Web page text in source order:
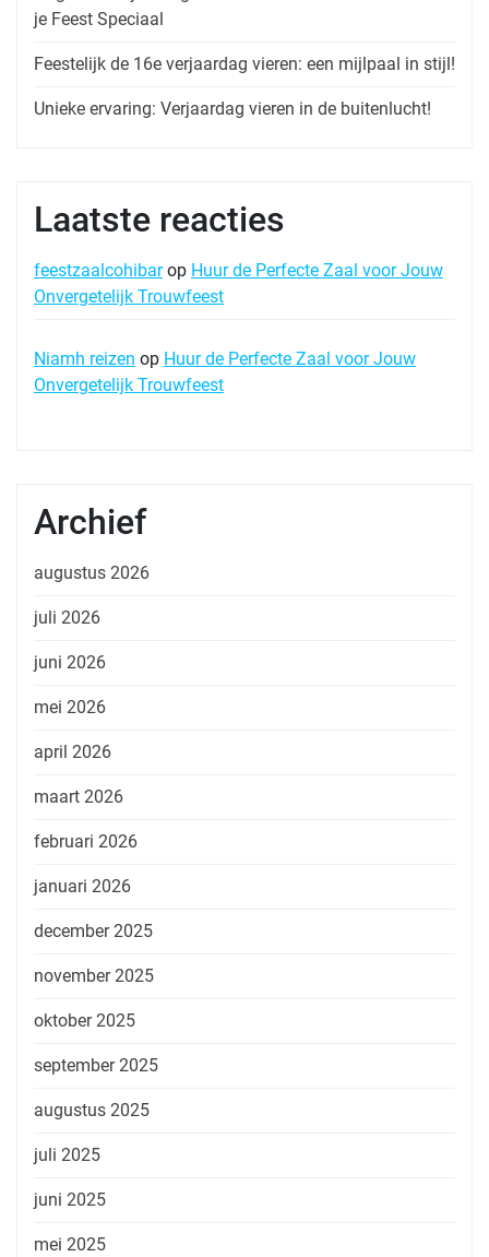
je Feest Speciaal
Feestelijk de 16e verjaardag vieren: een mijlpaal in stijl!
Unieke ervaring: Verjaardag vieren in de buitenlucht!
Laatste reacties
feestzaalcohibarop Huur de Perfecte Zaal voor Jouw
Onvergetelijk Trouwfeest
Niamh reizen op Huur de Perfecte Zaal voor Jouw
Onvergetelijk Trouwfeest
Archief
augustus 2026
juli 2026
juni 2026
mei 2026
april 2026
maart 2026
februari 2026
januari 2026
december 2025
november 2025
oktober 2025
september 2025
augustus 2025
juli 2025
juni 2025
mei 2025